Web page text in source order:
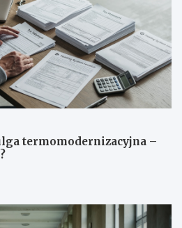
termomodernizacyjna –